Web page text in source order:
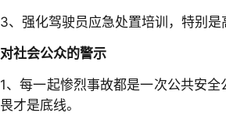
3、强化驾驶员应急处置培训，特别
对社会公众的警示
1、每一起惨烈事故都是一次公共安
畏才是底线。